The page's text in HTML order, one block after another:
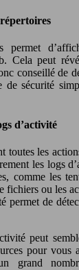
permet
Cela peut
conseillé de
de sécurité
d’activité
toutes les
les logs
comme les
fichiers ou les
permet de
peut
pour vous
grand